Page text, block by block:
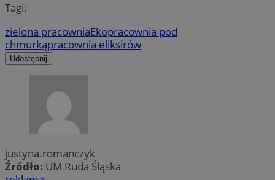
Tagi:
zielona pracowniaEkopracownia pod
chmurkąpracownia eliksirów
Udostępnij
justyna.romanczyk
Źródło: UM Ruda Śląska